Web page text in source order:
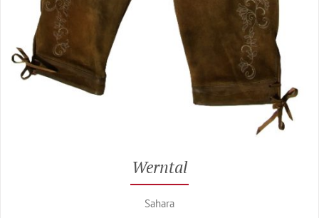
Werntal
Sahara